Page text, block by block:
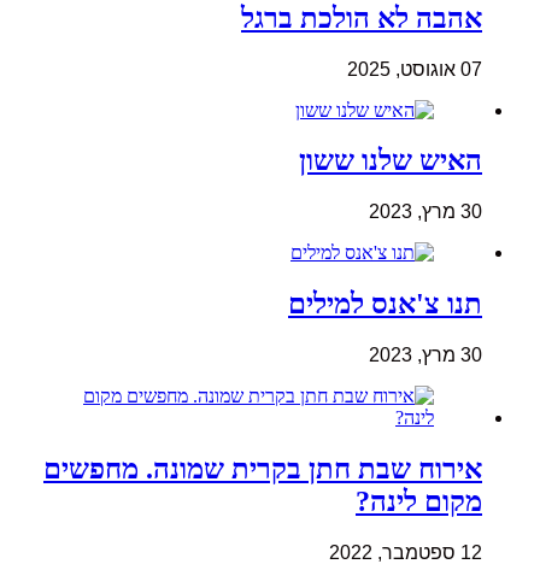
אהבה לא הולכת ברגל
07 אוגוסט, 2025
האיש שלנו ששון
30 מרץ, 2023
תנו צ'אנס למילים
30 מרץ, 2023
אירוח שבת חתן בקרית שמונה. מחפשים
מקום לינה?
12 ספטמבר, 2022